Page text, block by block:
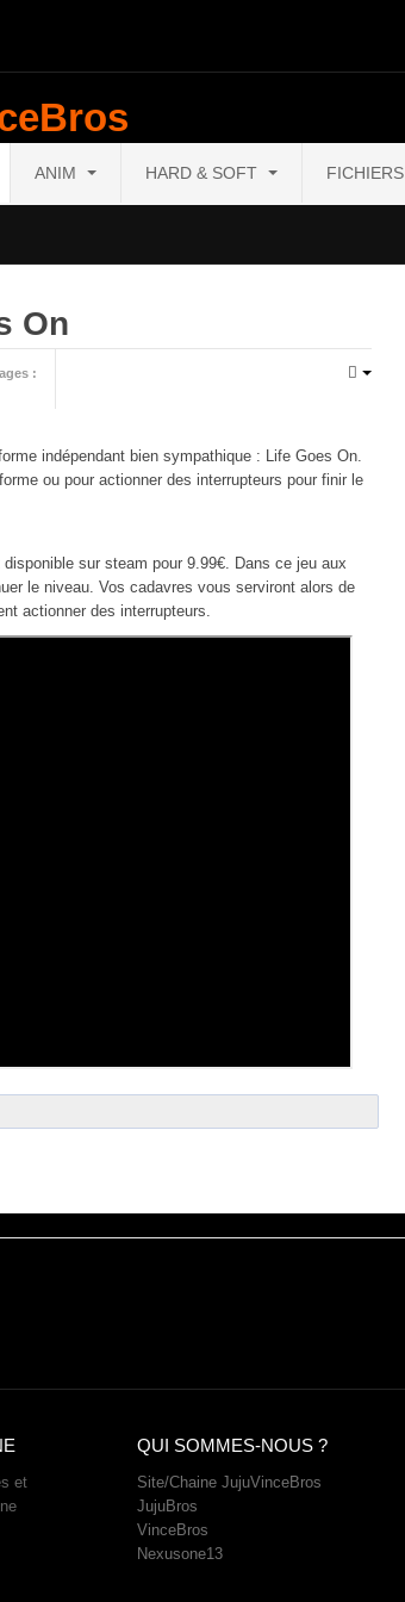
ANIM HARD & SOFT FICHIERS
On
:
indépendant bien sympathique : Life Goes On.
ou pour actionner des interrupteurs pour finir le
sur steam pour 9.99€. Dans ce jeu aux
le niveau. Vos cadavres vous serviront alors de
actionner des interrupteurs.
et
QUI SOMMES-NOUS ?
Site/Chaine JujuVinceBros
JujuBros
VinceBros
Nexusone13